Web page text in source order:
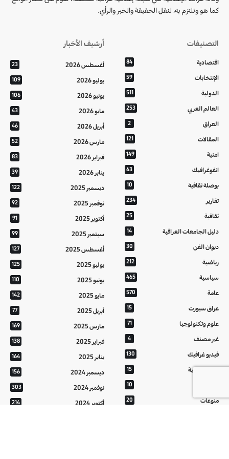
كما هو وتلتزم به، لنقل الحقيقة والخبر والرأي.
التصنيفات
اقتصادية 84
الإنتخابات 59
الدولية 511
العالم العربي 253
العراق 2
المقالات 121
امنية 149
انفوغرافيك 63
بوصلة ثقافية 10
تقارير 234
ثقافية 25
دليل الجامعات العراقية 14
ديوان الفن 30
رياضية 212
سياسية 465
عامة 570
عراق سبورت 15
علوم وتكنولوجيا 71
غير مصنف 4
فيديو غرافيك 130
معالم عراقية 15
10
منوعات 20
أرشيف الأخبار
أغسطس 2026 23
يوليو 2026 109
يونيو 2026 106
مايو 2026 43
أبريل 2026 46
مارس 2026 52
فبراير 2026 83
يناير 2026 39
ديسمبر 2025 122
نوفمبر 2025 92
أكتوبر 2025 91
سبتمبر 2025 99
أغسطس 2025 127
يوليو 2025 125
يونيو 2025 110
مايو 2025 142
أبريل 2025 77
مارس 2025 169
فبراير 2025 138
يناير 2025 164
ديسمبر 2024 156
نوفمبر 2024 303
أكتوبر 2024 214